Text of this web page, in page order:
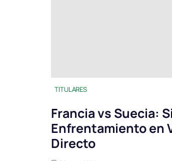
TITULARES
Francia vs Suecia:
Enfrentamiento en
Directo